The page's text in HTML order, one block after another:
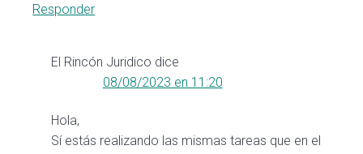
Responder
El Rincón Juridico dice
08/08/2023 en 11:20
Hola,
Sí estás realizando las mismas tareas que en el